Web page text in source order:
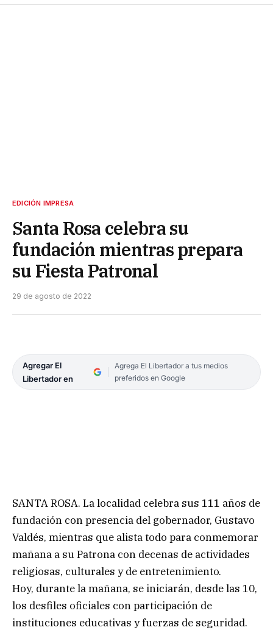
EDICIÓN IMPRESA
Santa Rosa celebra su
fundación mientras prepara
su Fiesta Patronal
29 de agosto de 2022
Agregar El
Libertador en
Agrega El Libertador a tus medios
preferidos en Google
SANTA ROSA. La localidad celebra sus 111 años de
fundación con presencia del gobernador, Gustavo
Valdés, mientras que alista todo para conmemorar
mañana a su Patrona con decenas de actividades
religiosas, culturales y de entretenimiento.
Hoy, durante la mañana, se iniciarán, desde las 10,
los desfiles oficiales con participación de
instituciones educativas y fuerzas de seguridad.